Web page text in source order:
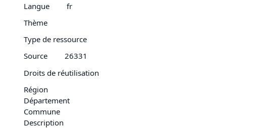
Langue
fr
Thème
Type de ressource
Source
26331
Droits de réutilisation
Région
Département
Commune
Description